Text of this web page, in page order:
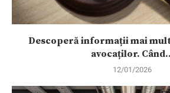
Descoperă informații mai
avocaților.
12/01/2026